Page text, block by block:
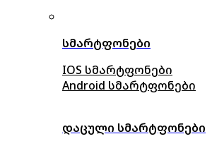
სმარტფონები
IOS სმარტფონები
Android სმარტფონები
დაცული სმარტფონები